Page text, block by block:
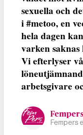
sexuella och
i #metoo, en
hela dagen
varken
Vi efterlyser
arbetsgivare
Fempers
Fempers